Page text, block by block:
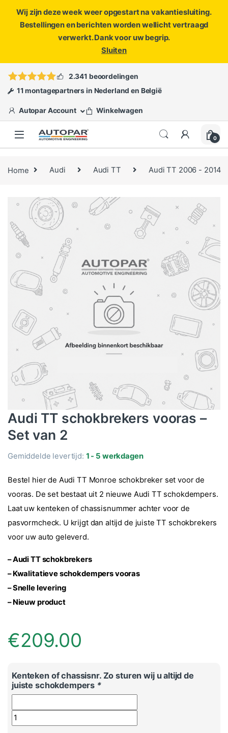
Wij zijn deze week weer opgestart na vakantiesluiting.
Bestellingen en berichten worden wellicht vertraagd
verwerkt. Dank voor uw begrip.
Sluiten
ofopen een ticket
2.341 beoordelingen
11 montagepartners in Nederland en België
Autopar Account Winkelwagen
0
Home Audi Audi TT Audi TT 2006 - 2014
Audi TT schokbrekers vooras –
Set van 2
Gemiddelde levertijd: 1 - 5 werkdagen
Bestel hier de Audi TT Monroe schokbreker set voor de
vooras. De set bestaat uit 2 nieuwe Audi TT schokdempers.
Laat uw kenteken of chassisnummer achter voor de
pasvormcheck. U krijgt dan altijd de juiste TT schokbrekers
voor uw auto geleverd.
– Audi TT schokbrekers
– Kwalitatieve schokdempers vooras
– Snelle levering
– Nieuw product
€209.00
Kenteken of chassisnr. Zo sturen wij u altijd de
juiste schokdempers *
Audi TT schokbrekers vooras - Set van 2 aantal